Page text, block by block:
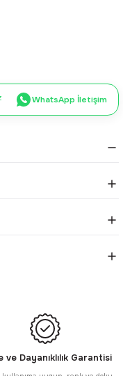
WhatsApp İletişim
ve Dayanıklılık Garantisi